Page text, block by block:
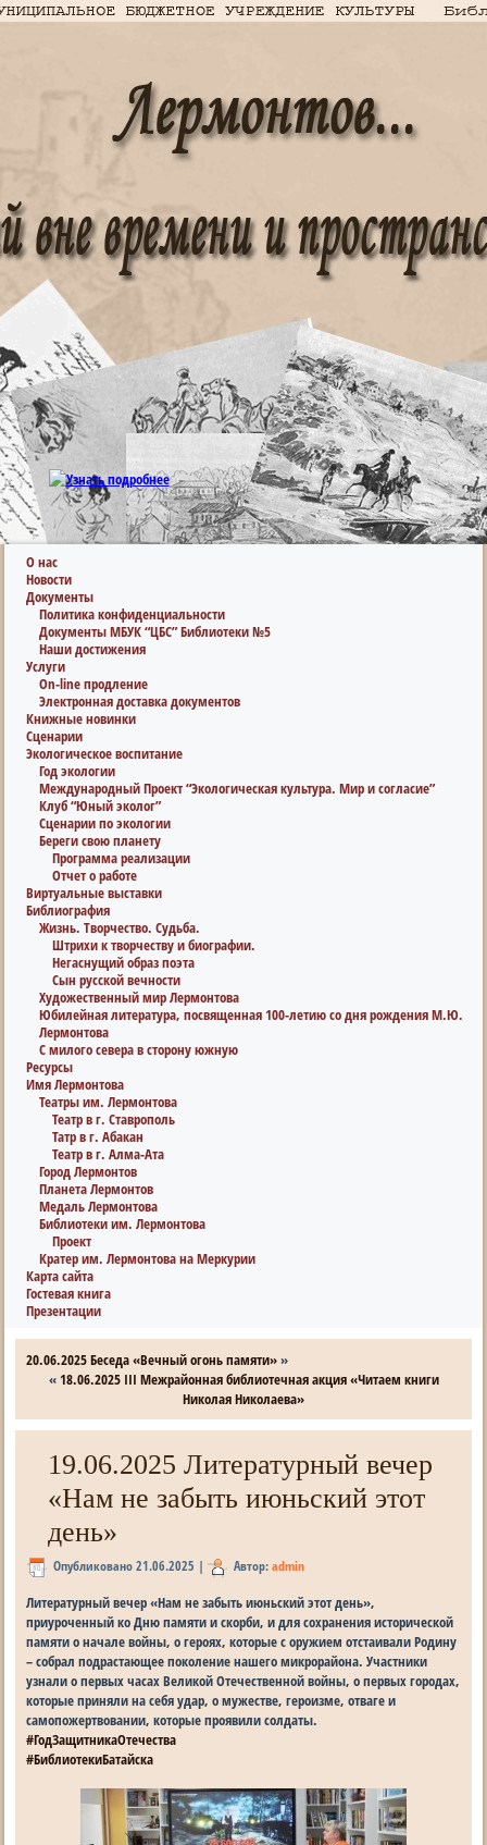
О нас
Новости
Документы
Политика конфиденциальности
Документы МБУК “ЦБС” Библиотеки №5
Наши достижения
Услуги
On-line продление
Электронная доставка документов
Книжные новинки
Сценарии
Экологическое воспитание
Год экологии
Международный Проект “Экологическая культура. Мир и согласие”
Клуб “Юный эколог”
Сценарии по экологии
Береги свою планету
Программа реализации
Отчет о работе
Виртуальные выставки
Библиография
Жизнь. Творчество. Судьба.
Штрихи к творчеству и биографии.
Негаснущий образ поэта
Сын русской вечности
Художественный мир Лермонтова
Юбилейная литература, посвященная 100-летию со дня рождения М.Ю.
Лермонтова
С милого севера в сторону южную
Ресурсы
Имя Лермонтова
Театры им. Лермонтова
Театр в г. Ставрополь
Татр в г. Абакан
Театр в г. Алма-Ата
Город Лермонтов
Планета Лермонтов
Медаль Лермонтова
Библиотеки им. Лермонтова
Проект
Кратер им. Лермонтова на Меркурии
Карта сайта
Гостевая книга
Презентации
20.06.2025 Беседа «Вечный огонь памяти»»
«18.06.2025 III Межрайонная библиотечная акция «Читаем книги
Николая Николаева»
19.06.2025 Литературный вечер
«Нам не забыть июньский этот
день»
Опубликовано 21.06.2025 | Автор: admin
Литературный вечер «Нам не забыть июньский этот день»,
приуроченный ко Дню памяти и скорби, и для сохранения исторической
памяти о начале войны, о героях, которые с оружием отстаивали Родину
– собрал подрастающее поколение нашего микрорайона. Участники
узнали о первых часах Великой Отечественной войны, о первых городах,
которые приняли на себя удар, о мужестве, героизме, отваге и
самопожертвовании, которые проявили солдаты.
#ГодЗащитникаОтечества
#БиблиотекиБатайска